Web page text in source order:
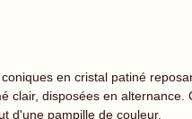
en cristal patiné
clair, disposées en alternance.
d'une pampille de couleur.